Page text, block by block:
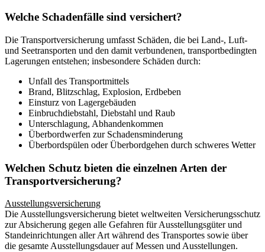
Welche Schadenfälle sind versichert?
Die Transportversicherung umfasst Schäden, die bei Land-, Luft-
und Seetransporten und den damit verbundenen, transportbedingten
Lagerungen entstehen; insbesondere Schäden durch:
Unfall des Transportmittels
Brand, Blitzschlag, Explosion, Erdbeben
Einsturz von Lagergebäuden
Einbruchdiebstahl, Diebstahl und Raub
Unterschlagung, Abhandenkommen
Überbordwerfen zur Schadensminderung
Überbordspülen oder Überbordgehen durch schweres Wetter
Welchen Schutz bieten die einzelnen Arten der
Transportversicherung?
Ausstellungsversicherung
Die Ausstellungsversicherung bietet weltweiten Versicherungsschutz
zur Absicherung gegen alle Gefahren für Ausstellungsgüter und
Standeinrichtungen aller Art während des Transportes sowie über
die gesamte Ausstellungsdauer auf Messen und Ausstellungen.